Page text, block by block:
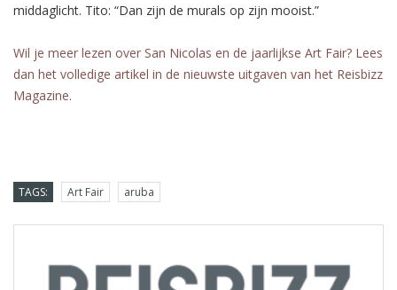
middaglicht. Tito: “Dan zijn de murals op zijn mooist.”
Wil je meer lezen over San Nicolas en de jaarlijkse Art Fair? Lees
dan het volledige artikel in de nieuwste uitgaven van het Reisbizz
Magazine.
TAGS: Art Fair aruba